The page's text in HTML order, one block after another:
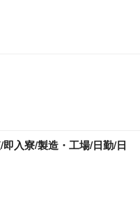
入寮/製造・工場/日勤/日